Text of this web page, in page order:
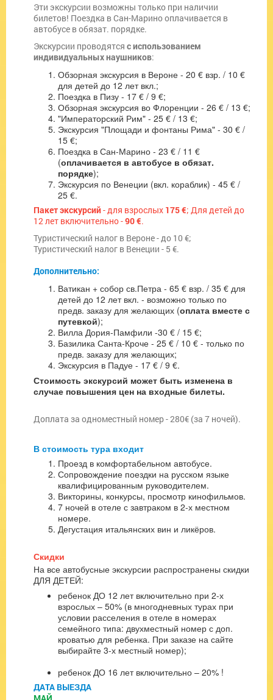
Эти экскурсии возможны только при наличии
билетов! Поездка в Сан-Марино оплачивается в
автобусе в обязат. порядке.
Экскурсии проводятся с использованием
индивидуальных наушников:
Обзорная экскурсия в Вероне - 20 € взр. / 10 €
для детей до 12 лет вкл.;
Поездка в Пизу - 17 € / 9 €;
Обзорная экскурсия во Флоренции - 26 € / 13 €;
"Императорский Рим" - 25 € / 13 €;
Экскурсия "Площади и фонтаны Рима" - 30 € /
15 €;
Поездка в Сан-Марино - 23 € / 11 €
(оплачивается в автобусе в обязат.
порядке);
Экскурсия по Венеции (вкл. кораблик) - 45 € /
25 €.
Пакет экскурсий- для взрослых 175 €; Для детей до
12 лет включительно -90 €.
Туристический налог в Вероне - до 10 €;
Туристический налог в Венеции - 5 €.
Дополнительно:
Ватикан + собор св.Петра - 65 € взр. / 35 € для
детей до 12 лет вкл. - возможно только по
предв. заказу для желающих (оплата вместе с
путевкой);
Вилла Дория-Памфили -30 € / 15 €;
Базилика Санта-Кроче - 25 € / 10 € - только по
предв. заказу для желающих;
Экскурсия в Падуе - 17 € / 9 €.
Стоимость экскурсий может быть изменена в
случае повышения цен на входные билеты.
Доплата за одноместный номер - 280€ (за 7 ночей).
В стоимость тура входит
Проезд в комфортабельном автобусе.
Сопровождение поездки на русском языке
квалифицированным руководителем.
Викторины, конкурсы, просмотр кинофильмов.
7 ночей в отеле с завтраком в 2-х местном
номере.
Дегустация итальянских вин и ликёров.
Скидки
На все автобусные экскурсии распространены скидки
ДЛЯ ДЕТЕЙ:
ребенок ДО 12 лет включительно при 2-х
взрослых – 50% (в многодневных турах при
условии расселения в отеле в номерах
семейного типа: двухместный номер с доп.
кроватью для ребенка. При заказе на сайте
выбирайте 3-х местный номер);
ребенок ДО 16 лет включительно – 20% !
ДАТА ВЫЕЗДА